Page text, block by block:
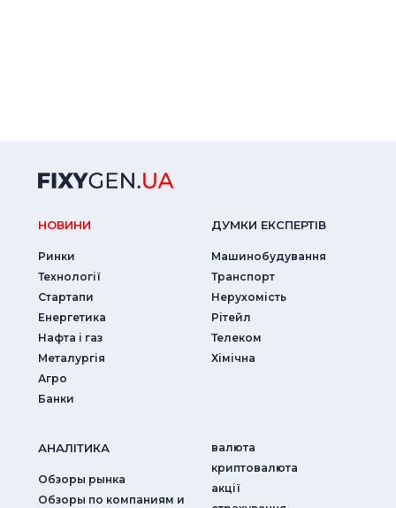
НОВИНИ
Ринки
Технології
Стартапи
Енергетика
Нафта і газ
Металургія
Агро
Банки
ДУМКИ ЕКСПЕРТIВ
Машинобудування
Транспорт
Нерухомість
Рітейл
Телеком
Хімічна
АНАЛIТИКА
Обзоры рынка
Обзоры по компаниям и
валюта
криптовалюта
акції